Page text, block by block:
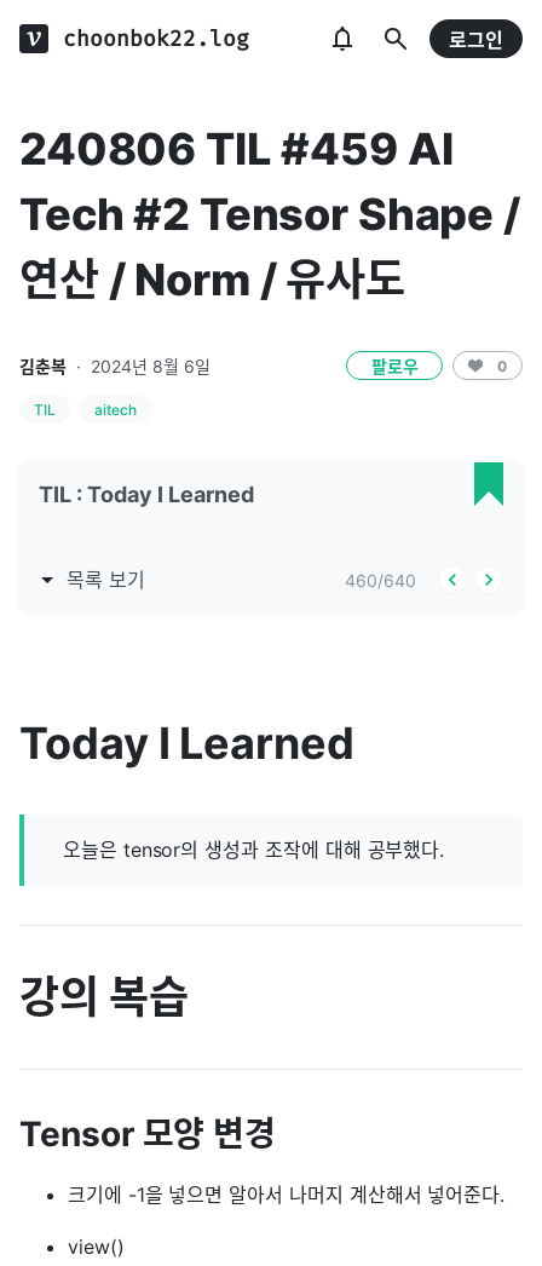
choonbok22.log 로그인
240806 TIL #459 AI
Tech #2 Tensor Shape /
연산 / Norm / 유사도
김춘복 · 2024년 8월 6일 팔로우 0
TIL aitech
TIL : Today I Learned
목록 보기 460/640
Today I Learned
오늘은 tensor의 생성과 조작에 대해 공부했다.
강의 복습
Tensor 모양 변경
크기에 -1을 넣으면 알아서 나머지 계산해서 넣어준다.
view()